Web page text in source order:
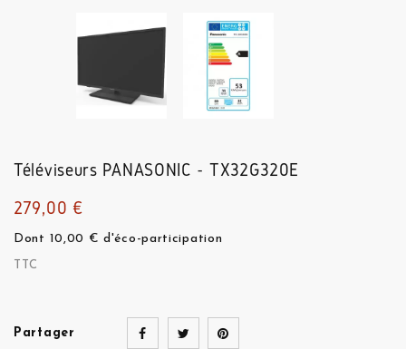
Téléviseurs PANASONIC - TX32G320E
279,00 €
Dont 10,00 € d'éco-participation
TTC
Partager